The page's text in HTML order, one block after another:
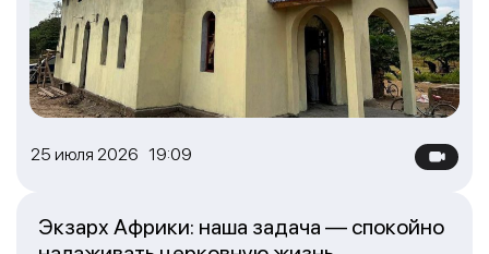
25 июля 2026 19:09
Экзарх Африки: наша задача — спокойно